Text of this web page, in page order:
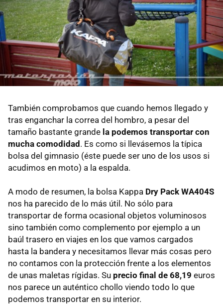
También comprobamos que cuando hemos llegado y
tras enganchar la correa del hombro, a pesar del
tamaño bastante grande la podemos transportar con
mucha comodidad . Es como si llevásemos la típica
bolsa del gimnasio (éste puede ser uno de los usos si
acudimos en moto) a la espalda.
A modo de resumen, la bolsa Kappa Dry Pack WA404S
nos ha parecido de lo más útil. No sólo para
transportar de forma ocasional objetos voluminosos
sino también como complemento por ejemplo a un
baúl trasero en viajes en los que vamos cargados
hasta la bandera y necesitamos llevar más cosas pero
no contamos con la protección frente a los elementos
de unas maletas rígidas. Su precio final de 68,19 euros
nos parece un auténtico chollo viendo todo lo que
podemos transportar en su interior.